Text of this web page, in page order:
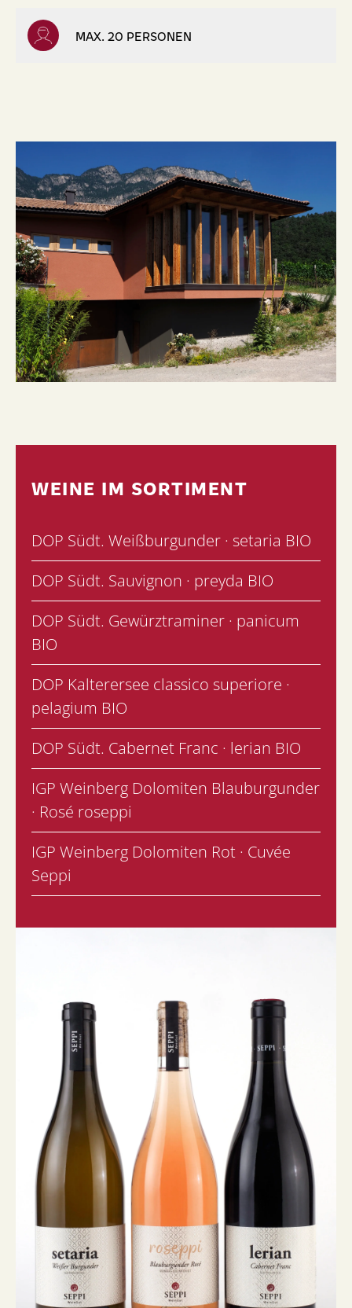
MAX. 20 PERSONEN
WEINE IM SORTIMENT
DOP Südt. Weißburgunder · setaria BIO
DOP Südt. Sauvignon · preyda BIO
DOP Südt. Gewürztraminer · panicum
BIO
DOP Kalterersee classico superiore ·
pelagium BIO
DOP Südt. Cabernet Franc · lerian BIO
IGP Weinberg Dolomiten Blauburgunder
· Rosé roseppi
IGP Weinberg Dolomiten Rot · Cuvée
Seppi